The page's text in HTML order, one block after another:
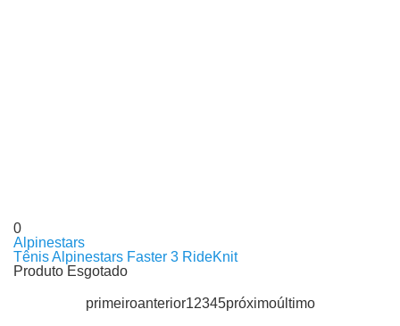
0
Alpinestars
Tênis Alpinestars Faster 3 RideKnit
Produto Esgotado
primeiroanterior12345próximoúltimo